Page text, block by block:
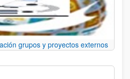
grupos y proyectos externos